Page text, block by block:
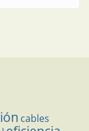
cables